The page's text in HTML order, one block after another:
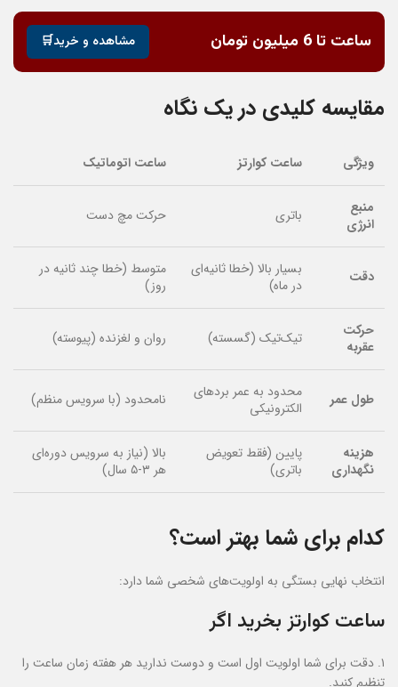
ساعت تا 6 میلیون تومان مشاهده و خرید🛒
مقایسه کلیدی در یک نگاه
ویژگی ساعت کوارتز ساعت اتوماتیک
منبع
انرژی
باتری حرکت مچ دست
دقت
بسیار بالا (خطا ثانیه‌ای
در ماه)
متوسط (خطا چند ثانیه در
روز)
حرکت
عقربه
تیک‌تیک (گسسته) روان و لغزنده (پیوسته)
طول عمر
محدود به عمر بردهای
الکترونیکی
نامحدود (با سرویس منظم)
هزینه
نگهداری
پایین (فقط تعویض
باتری)
بالا (نیاز به سرویس دوره‌ای
هر ۳-۵ سال)
کدام برای شما بهتر است؟
انتخاب نهایی بستگی به اولویت‌های شخصی شما دارد:
ساعت کوارتز بخرید اگر
۱. دقت برای شما اولویت اول است و دوست ندارید هر هفته زمان ساعت را
تنظیم کنید.